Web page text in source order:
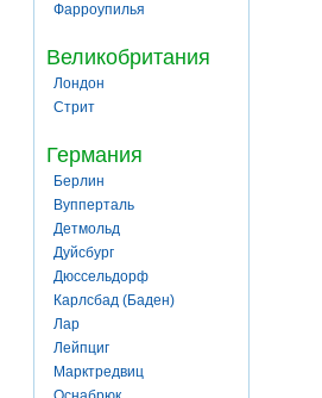
Фарроупилья
Великобритания
Лондон
Стрит
Германия
Берлин
Вупперталь
Детмольд
Дуйсбург
Дюссельдорф
Карлсбад (Баден)
Лар
Лейпциг
Марктредвиц